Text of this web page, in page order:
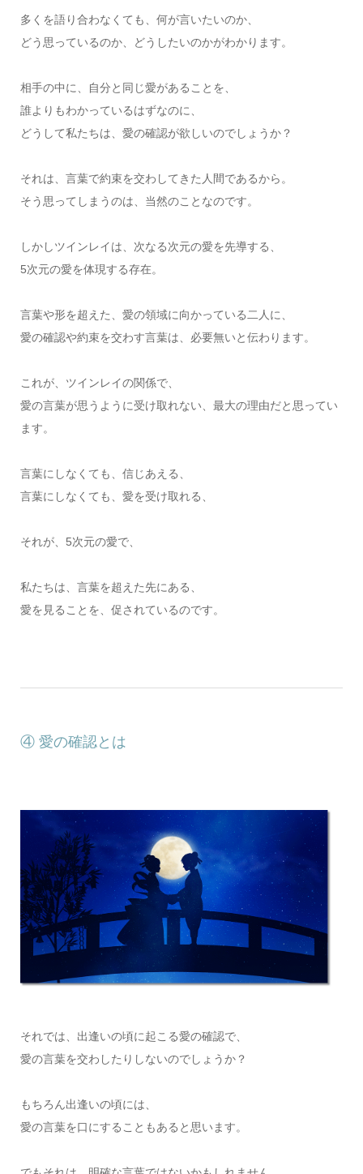
多くを語り合わなくても、何が言いたいのか、
どう思っているのか、どうしたいのかがわかります。
相手の中に、自分と同じ愛があることを、
誰よりもわかっているはずなのに、
どうして私たちは、愛の確認が欲しいのでしょうか？
それは、言葉で約束を交わしてきた人間であるから。
そう思ってしまうのは、当然のことなのです。
しかしツインレイは、次なる次元の愛を先導する、
5次元の愛を体現する存在。
言葉や形を超えた、愛の領域に向かっている二人に、
愛の確認や約束を交わす言葉は、必要無いと伝わります。
これが、ツインレイの関係で、
愛の言葉が思うように受け取れない、最大の理由だと思ってい
ます。
言葉にしなくても、信じあえる、
言葉にしなくても、愛を受け取れる、
それが、5次元の愛で、
私たちは、言葉を超えた先にある、
愛を見ることを、促されているのです。
④ 愛の確認とは
それでは、出逢いの頃に起こる愛の確認で、
愛の言葉を交わしたりしないのでしょうか？
もちろん出逢いの頃には、
愛の言葉を口にすることもあると思います。